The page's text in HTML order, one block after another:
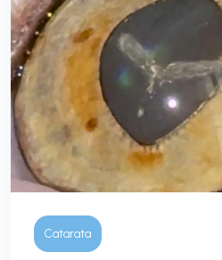
Catarata